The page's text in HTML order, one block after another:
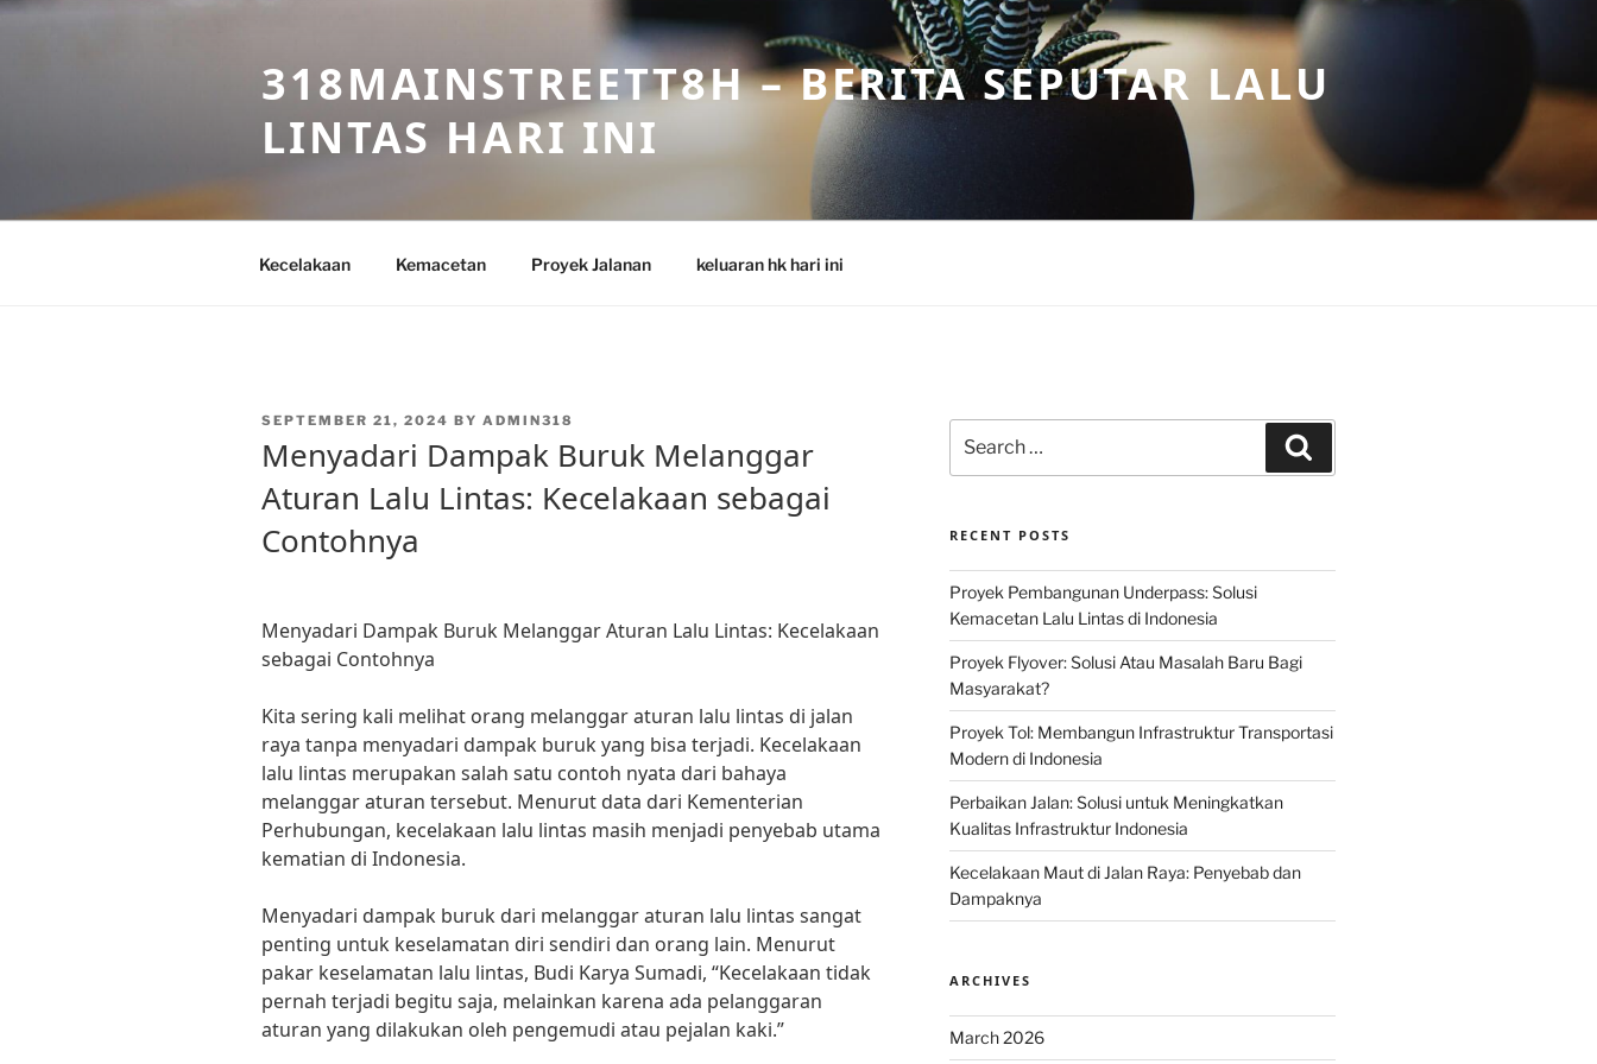
Skip
318MAINSTREETT8H – BERITA SEPUTAR LALU
LINTAS HARI INI
Kecelakaan Kemacetan Proyek Jalanan keluaran hk hari ini
POSTED
SEPTEMBER 21, 2024 BY ADMIN318
Menyadari Dampak Buruk Melanggar
Aturan Lalu Lintas: Kecelakaan sebagai
Contohnya
Menyadari Dampak Buruk Melanggar Aturan Lalu Lintas: Kecelakaan
sebagai Contohnya
Kita sering kali melihat orang melanggar aturan lalu lintas di jalan
raya tanpa menyadari dampak buruk yang bisa terjadi. Kecelakaan
lalu lintas merupakan salah satu contoh nyata dari bahaya
melanggar aturan tersebut. Menurut data dari Kementerian
Perhubungan, kecelakaan lalu lintas masih menjadi penyebab utama
kematian di Indonesia.
Menyadari dampak buruk dari melanggar aturan lalu lintas sangat
penting untuk keselamatan diri sendiri dan orang lain. Menurut
pakar keselamatan lalu lintas, Budi Karya Sumadi, “Kecelakaan tidak
pernah terjadi begitu saja, melainkan karena ada pelanggaran
aturan yang dilakukan oleh pengemudi atau pejalan kaki.”
for:
RECENT POSTS
Proyek Pembangunan Underpass: Solusi
Kemacetan Lalu Lintas di Indonesia
Proyek Flyover: Solusi Atau Masalah Baru Bagi
Masyarakat?
Proyek Tol: Membangun Infrastruktur Transportasi
Modern di Indonesia
Perbaikan Jalan: Solusi untuk Meningkatkan
Kualitas Infrastruktur Indonesia
Kecelakaan Maut di Jalan Raya: Penyebab dan
Dampaknya
ARCHIVES
March 2026